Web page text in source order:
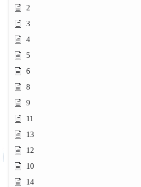
2
3
4
5
6
8
9
11
13
12
10
14